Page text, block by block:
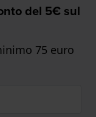
del 5€ sul
75 euro